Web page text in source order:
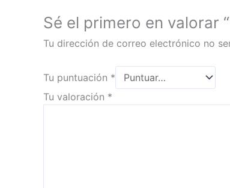
Sé el primero en valorar
Tu dirección de correo electrónico no
Tu puntuación *
Tu valoración *